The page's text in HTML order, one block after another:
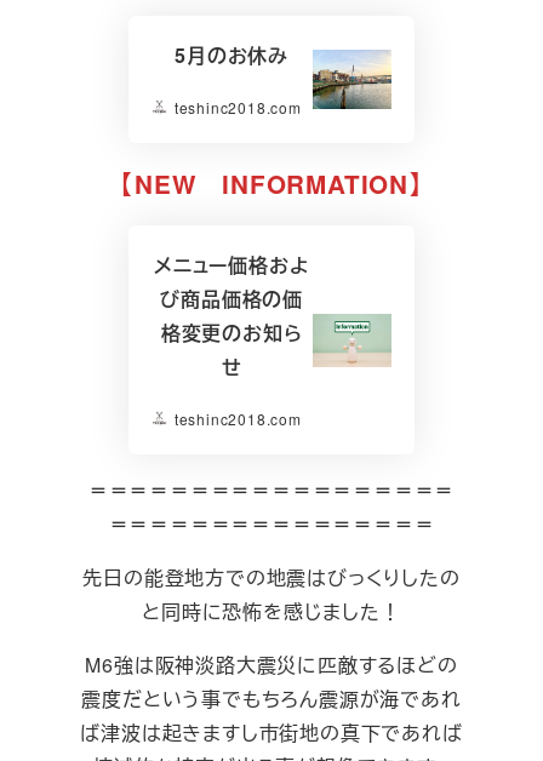
5月のお休み
teshinc2018.com
【NEW INFORMATION】
メニュー価格およ
び商品価格の価
格変更のお知ら
せ
teshinc2018.com
＝＝＝＝＝＝＝＝＝＝＝＝＝＝＝＝＝＝
＝＝＝＝＝＝＝＝＝＝＝＝＝＝＝＝
先日の能登地方での地震はびっくりしたの
と同時に恐怖を感じました！
M6強は阪神淡路大震災に匹敵するほどの
震度だという事でもちろん震源が海であれ
ば津波は起きますし市街地の真下であれば